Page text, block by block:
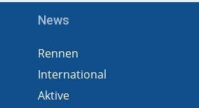
News
Rennen
International
Aktive